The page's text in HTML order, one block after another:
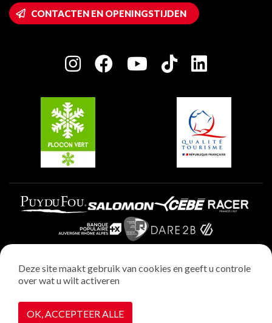
Wifi toegang
Huis van de eigenaar
Charter van toegewijde spelers
Plagne 1800
Plagne Villages
Plagne Aime 2000
CONTACTEN EN OPENINGSTIJDEN
Wettelijke vermeldingen
Privacybeleid
Realisatie : StudioJuillet
Deze site maakt gebruik van cookies en geeft u controle
over wat u wilt activeren
OK, ACCEPTEER ALLE